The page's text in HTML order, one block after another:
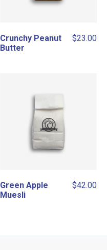
Crunchy Peanut
Butter
$23.00
Green Apple
Muesli
$42.00